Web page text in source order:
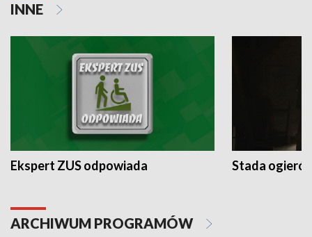
INNE
Ekspert ZUS odpowiada Stada
ARCHIWUM PROGRAMÓW